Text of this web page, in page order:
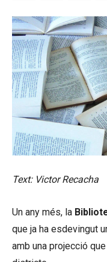
Text: Victor Recacha
Un any més, la
que ja ha esdevingut
amb una projecció